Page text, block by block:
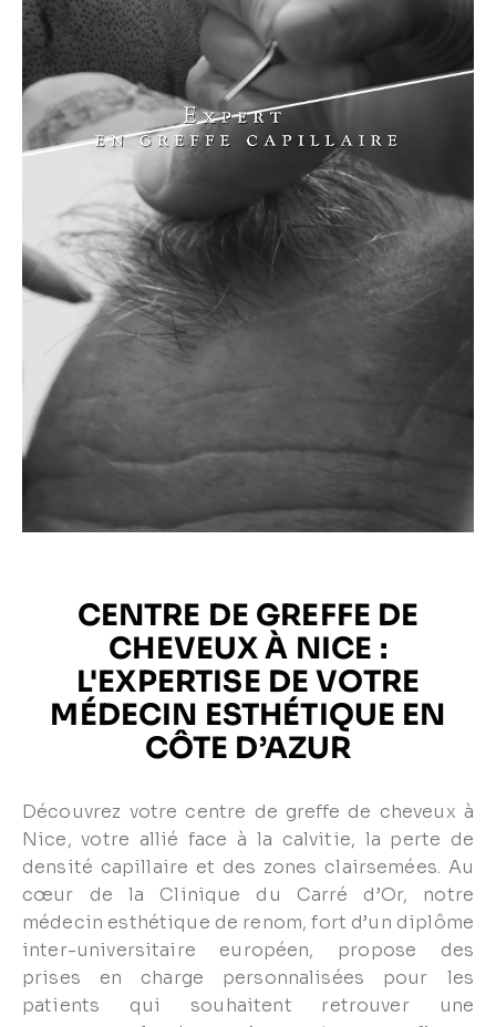
CENTRE DE GREFFE DE
CHEVEUX À NICE :
L'EXPERTISE DE VOTRE
MÉDECIN ESTHÉTIQUE EN
CÔTE D’AZUR
Découvrez votre centre de greffe de cheveux à
Nice, votre allié face à la calvitie, la perte de
densité capillaire et des zones clairsemées. Au
cœur de la Clinique du Carré d’Or, notre
médecin esthétique de renom, fort d’un diplôme
inter-universitaire européen, propose des
prises en charge personnalisées pour les
patients qui souhaitent retrouver une